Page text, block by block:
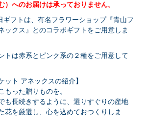
へのお届けは承っておりません。
ギフトは、有名フラワーショップ『青山フ
ックス』とのコラボギフトをご用意しま
トは赤系とピンク系の２種をご用意して
ット アネックスの紹介】
もった贈りものを。
も長続きするように、選りすぐりの産地
花を厳選し、心を込めておつくりしま